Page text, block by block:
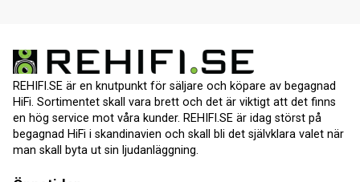
REHIFI.SE är en knutpunkt för säljare och köpare av begagnad
HiFi. Sortimentet skall vara brett och det är viktigt att det finns
en hög service mot våra kunder. REHIFI.SE är idag störst på
begagnad HiFi i skandinavien och skall bli det självklara valet när
man skall byta ut sin ljudanläggning.